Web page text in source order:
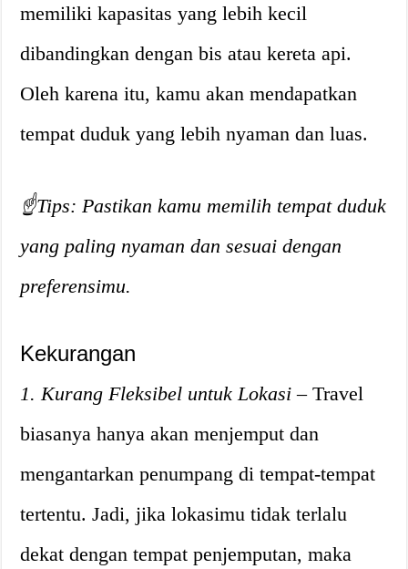
memiliki kapasitas yang lebih kecil
dibandingkan dengan bis atau kereta api.
Oleh karena itu, kamu akan mendapatkan
tempat duduk yang lebih nyaman dan luas.
☝️Tips: Pastikan kamu memilih tempat duduk
yang paling nyaman dan sesuai dengan
preferensimu.
Kekurangan
1. Kurang Fleksibel untuk Lokasi – Travel
biasanya hanya akan menjemput dan
mengantarkan penumpang di tempat-tempat
tertentu. Jadi, jika lokasimu tidak terlalu
dekat dengan tempat penjemputan, maka